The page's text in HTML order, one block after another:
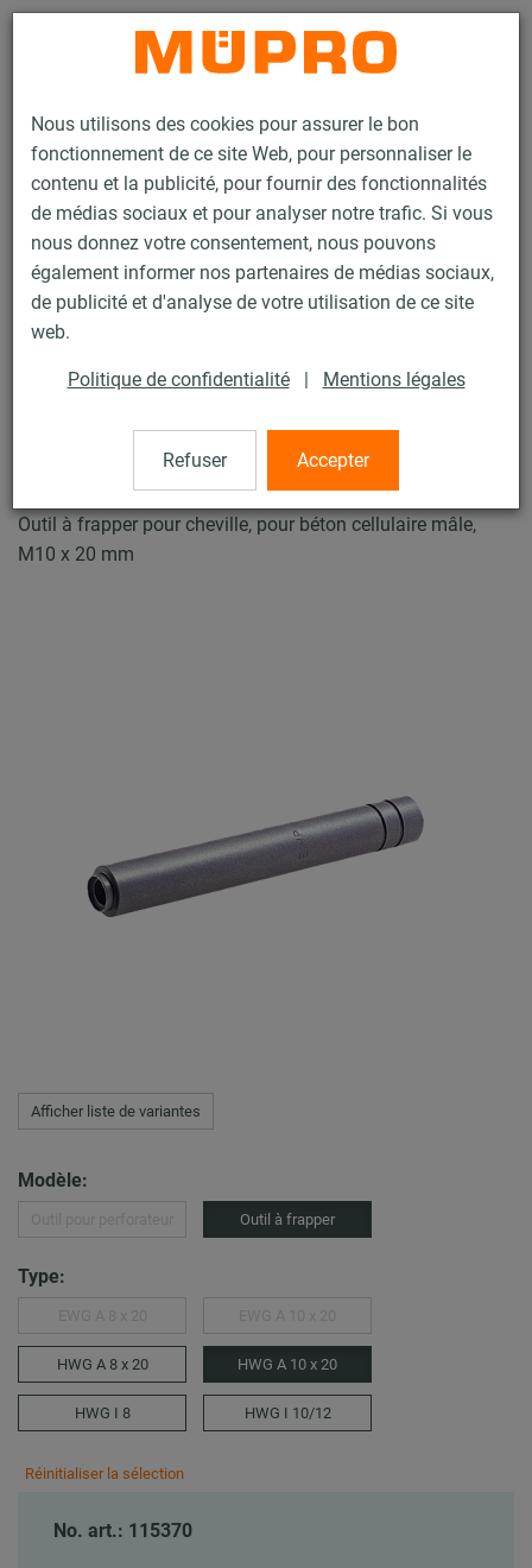
Nous utilisons des cookies pour assurer le bon
fonctionnement de ce site Web, pour personnaliser le
contenu et la publicité, pour fournir des fonctionnalités
de médias sociaux et pour analyser notre trafic. Si vous
nous donnez votre consentement, nous pouvons
également informer nos partenaires de médias sociaux,
de publicité et d'analyse de votre utilisation de ce site
web.
Politique de confidentialité | Mentions légales
Refuser Accepter
Contact
Produits Technique de fixation
Chevilles
Outils pour cheville béton cellulaire
Outils pour cheville béton
cellulaire
Outil à frapper pour cheville, pour béton cellulaire mâle,
M10 x 20 mm
Afficher liste de variantes
Modèle:
Outil à frapper
Type:
HWG A 8 x 20 HWG A 10 x 20
HWG I 8 HWG I 10/12
Réinitialiser la sélection
No. art.: 115370